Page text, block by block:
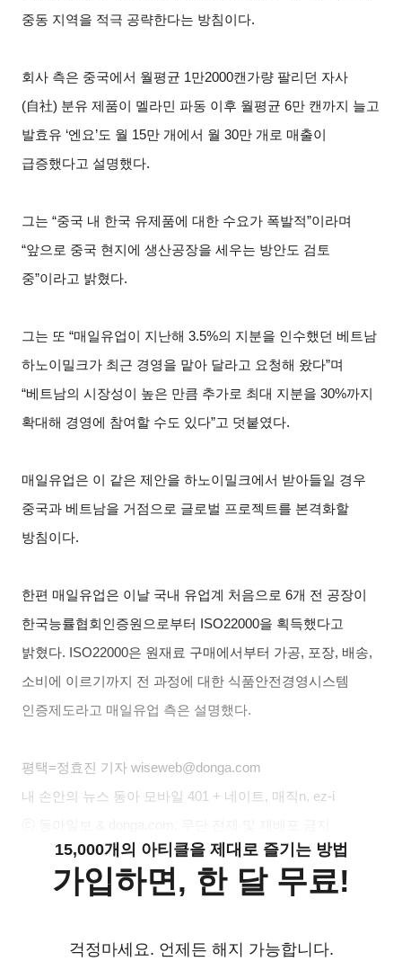
중동 지역을 적극 공략한다는 방침이다.
회사 측은 중국에서 월평균 1만2000캔가량 팔리던 자사
(自社) 분유 제품이 멜라민 파동 이후 월평균 6만 캔까지 늘고
발효유 ‘엔요’도 월 15만 개에서 월 30만 개로 매출이
급증했다고 설명했다.
그는 “중국 내 한국 유제품에 대한 수요가 폭발적”이라며
“앞으로 중국 현지에 생산공장을 세우는 방안도 검토
중”이라고 밝혔다.
그는 또 “매일유업이 지난해 3.5%의 지분을 인수했던 베트남
하노이밀크가 최근 경영을 맡아 달라고 요청해 왔다”며
“베트남의 시장성이 높은 만큼 추가로 최대 지분을 30%까지
확대해 경영에 참여할 수도 있다”고 덧붙였다.
매일유업은 이 같은 제안을 하노이밀크에서 받아들일 경우
중국과 베트남을 거점으로 글로벌 프로젝트를 본격화할
방침이다.
한편 매일유업은 이날 국내 유업계 처음으로 6개 전 공장이
한국능률협회인증원으로부터 ISO22000을 획득했다고
밝혔다. ISO22000은 원재료 구매에서부터 가공, 포장, 배송,
소비에 이르기까지 전 과정에 대한 식품안전경영시스템
인증제도라고 매일유업 측은 설명했다.
평택=정효진 기자 wiseweb@donga.com
내 손안의 뉴스 동아 모바일 401 + 네이트, 매직n, ez-i
15,000개의 아티클을 제대로 즐기는 방법
가입하면, 한 달 무료!
걱정마세요. 언제든 해지 가능합니다.